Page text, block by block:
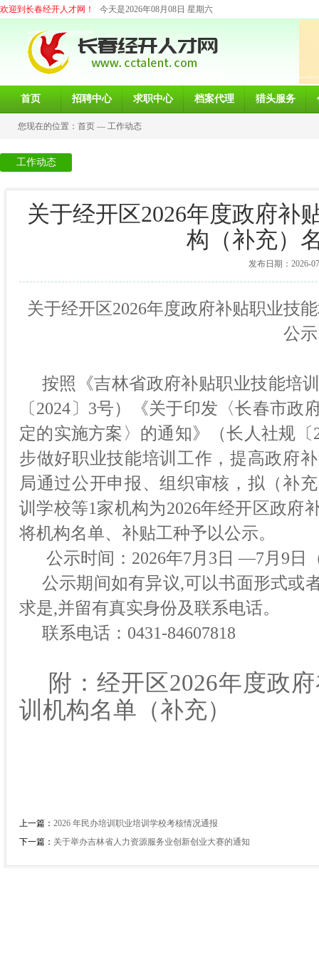
欢迎到长春经开人才网！ 今天是2026年08月08日 星期六
首页 招聘中心 求职中心 档案代理 猎头服务
您现在的位置： 首页 — 工作动态
工作动态
关于经开区2026年度政府补
构（补充）
发布日期：2026-
关于经开区2026年度政府补贴职业技
公示
按照《吉林省政府补贴职业技能培
〔2024〕3号）《关于印发〈长春市政
定的实施方案〉的通知》（长人社规
步做好职业技能培训工作，提高政府
局通过公开申报、组织审核，拟（补
训学校等1家机构为2026年经开区政府
将机构名单、补贴工种予以公示。
公示时间：2026年7月 3 日 —7月 9 日
公示期间如有异议,可以书面形式或
求是,并留有真实身份及联系电话。
联系电话： 0431-84607818
附： 经开区2026年度政
训机构名单（补充）
上一篇： 2026 年民办培训职业培训学校考核情况通报
下一篇： 关于举办吉林省人力资源服务业创新创业大赛的通知